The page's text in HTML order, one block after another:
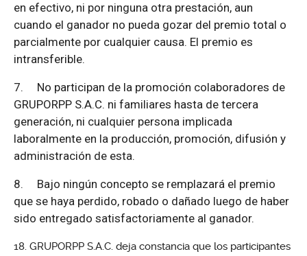
en efectivo, ni por ninguna otra prestación, aun
cuando el ganador no pueda gozar del premio total o
parcialmente por cualquier causa. El premio es
intransferible.
7. No participan de la promoción colaboradores de
GRUPORPP S.A.C. ni familiares hasta de tercera
generación, ni cualquier persona implicada
laboralmente en la producción, promoción, difusión y
administración de esta.
8. Bajo ningún concepto se remplazará el premio
que se haya perdido, robado o dañado luego de haber
sido entregado satisfactoriamente al ganador.
GRUPORPP S.A.C. deja constancia que los participantes